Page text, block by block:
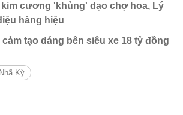
kim cương 'khủng' dạo chợ hoa, Lý
hàng hiệu
tạo dáng bên siêu xe 18 tỷ đồng
Kỳ